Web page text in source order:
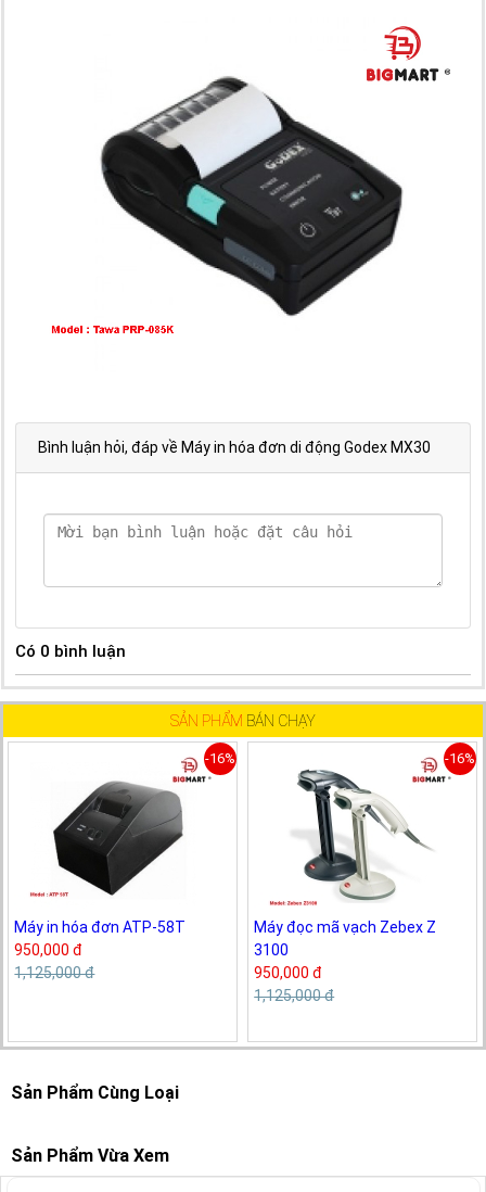
Bình luận hỏi, đáp về Máy in hóa đơn di động Godex MX30
Có 0 bình luận
SẢN PHẨM BÁN CHẠY
-16%
Máy in hóa đơn ATP-58T
950,000 đ
1,125,000 đ
-16%
Máy đọc mã vạch Zebex Z
3100
950,000 đ
1,125,000 đ
Sản Phẩm Cùng Loại
Sản Phẩm Vừa Xem